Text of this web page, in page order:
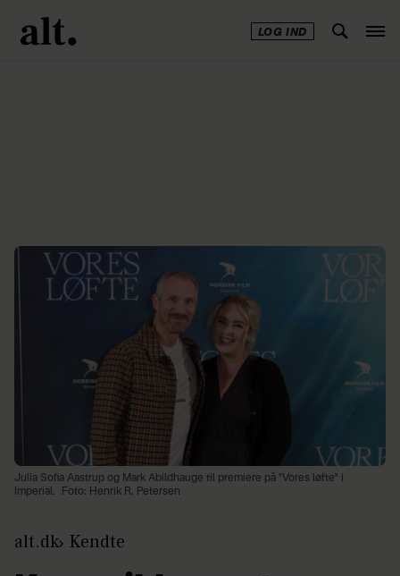
LOG IND
Julia Sofia Aastrup og Mark Abildhauge til premiere på "Vores løfte" i
Imperial.
Foto: Henrik R. Petersen
alt.dk Kendte